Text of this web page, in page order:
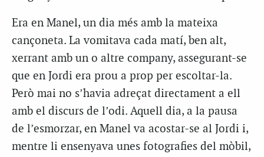
Era en Manel, un dia més amb la mateixa
cançoneta. La vomitava cada matí, ben alt,
xerrant amb un o altre company, assegurant-se
que en Jordi era prou a prop per escoltar-la.
Però mai no s’havia adreçat directament a ell
amb el discurs de l’odi. Aquell dia, a la pausa
de l’esmorzar, en Manel va acostar-se al Jordi i,
mentre li ensenyava unes fotografies del mòbil,